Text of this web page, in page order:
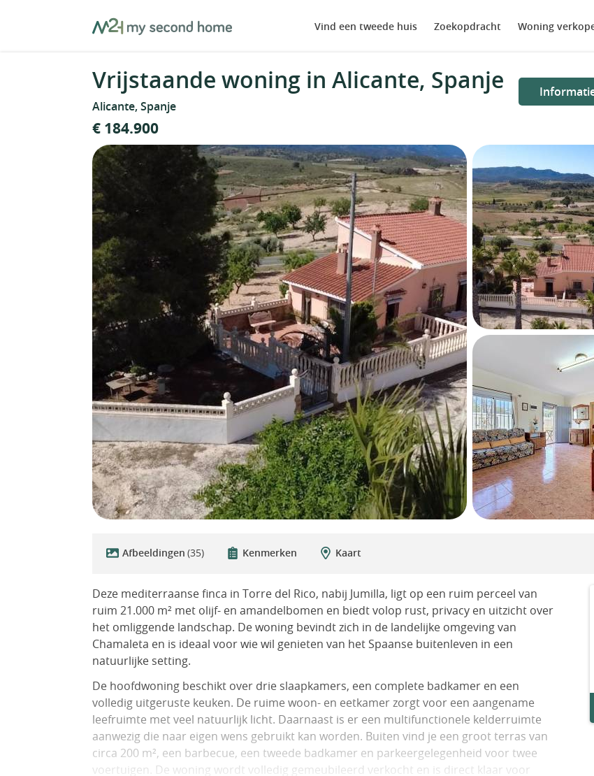
MySecondHome Vind een tweede huis Zoekopdracht Woning
Vrijstaande woning in Alicante, Spanje
Alicante, Spanje
€ 184.900
Afbeeldingen (35) Kenmerken Kaart
Deze mediterraanse finca in Torre del Rico, nabij Jumilla, ligt op een ruim perceel van
ruim 21.000 m² met olijf- en amandelbomen en biedt volop rust, privacy en uitzicht over
het omliggende landschap. De woning bevindt zich in de landelijke omgeving van
Chamaleta en is ideaal voor wie wil genieten van het Spaanse buitenleven in een
natuurlijke setting.
De hoofdwoning beschikt over drie slaapkamers, een complete badkamer en een
volledig uitgeruste keuken. De ruime woon- en eetkamer zorgt voor een aangename
leefruimte met veel natuurlijk licht. Daarnaast is er een multifunctionele kelderruimte
aanwezig die naar eigen wens gebruikt kan worden. Buiten vind je een groot terras van
circa 200 m², een barbecue, een tweede badkamer en parkeergelegenheid voor twee
voertuigen. De woning wordt volledig gemeubileerd verkocht en is direct klaar voor